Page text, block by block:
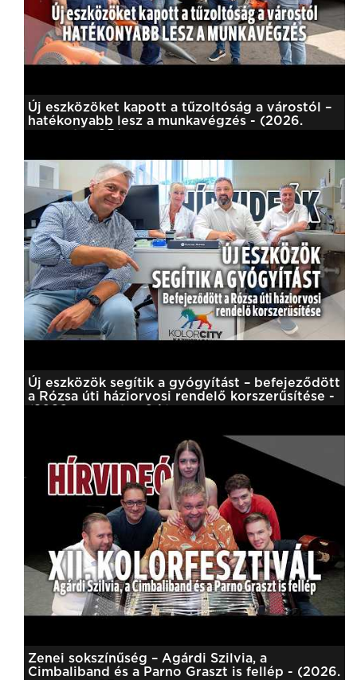
Új eszközöket kapott a tűzoltóság a várostól –
hatékonyabb lesz a munkavégzés - (2026.
Új eszközök segítik a gyógyítást – befejeződött
a Rózsa úti háziorvosi rendelő korszerűsítése -
Zenei sokszínűség – Agárdi Szilvia, a
Cimbaliband és a Parno Graszt is fellép - (2026.